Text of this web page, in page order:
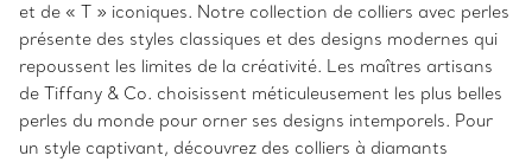
et de « T » iconiques. Notre collection de colliers avec perles
présente des styles classiques et des designs modernes qui
repoussent les limites de la créativité. Les maîtres artisans
de Tiffany & Co. choisissent méticuleusement les plus belles
perles du monde pour orner ses designs intemporels. Pour
un style captivant, découvrez des colliers à diamants